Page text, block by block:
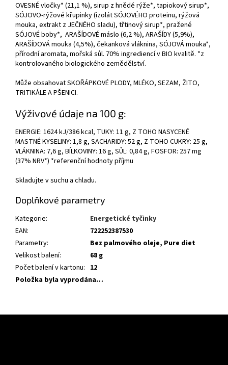
OVESNÉ vločky* (21,1 %), sirup z hnědé rýže*, tapiokový sirup*,
SÓJOVO-rýžové křupinky (izolát SÓJOVÉHO proteinu, rýžová
mouka, extrakt z JEČNÉHO sladu), třtinový sirup*, pražené
SÓJOVÉ boby*, ARAŠÍDOVÉ máslo (6,2 %), ARAŠÍDY (5,9%),
ARAŠÍDOVÁ mouka (4,5%), čekanková vláknina, SÓJOVÁ mouka*,
přírodní aromata, mořská sůl. 70% ingrediencí v BIO kvalitě. *z
kontrolovaného biologického zemědělství.
Může obsahovat SKOŘÁPKOVÉ PLODY, MLÉKO, SEZAM, ŽITO,
TRITIKÁLE A PŠENICI.
Výživové údaje na 100 g:
ENERGIE: 1624 kJ/386 kcal, TUKY: 11 g, Z TOHO NASYCENÉ
MASTNÉ KYSELINY: 1,8 g, SACHARIDY: 52 g, Z TOHO CUKRY: 25 g,
VLÁKNINA: 7,6 g, BÍLKOVINY: 16 g, SŮL: 0,84 g, FOSFOR: 257 mg
(37% NRV*) *referenční hodnoty příjmu
Skladujte v suchu a chladu.
Doplňkové parametry
Kategorie:
Energetické tyčinky
EAN:
722252387530
Parametry:
Bez palmového oleje, Pure diet
Velikost balení:
68 g
Počet balení v kartonu: 12
Položka byla vyprodána…